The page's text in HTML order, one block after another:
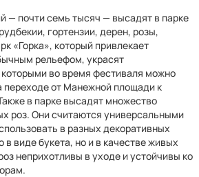
— почти семь тысяч — высадят в парке
гортензии, дерен, розы,
«Горка», который привлекает
рельефом, украсят
во время фестиваля можно
переходе от Манежной площади к
в парке высадят множество
роз. Они считаются универсальными
в разных декоративных
в виде букета, но и в качестве живых
неприхотливы в уходе и устойчивы ко